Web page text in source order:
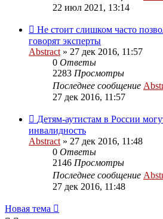
22 июл 2021, 13:14
Не стоит слишком часто
говорят эксперты
Abstract » 27 дек 2016, 11:57
0 Ответы
2283 Просмотры
Последнее сообщение
27 дек 2016, 11:57
Детям-аутистам в России
инвалидность
Abstract » 27 дек 2016, 11:48
0 Ответы
2146 Просмотры
Последнее сообщение
27 дек 2016, 11:48
Новая тема